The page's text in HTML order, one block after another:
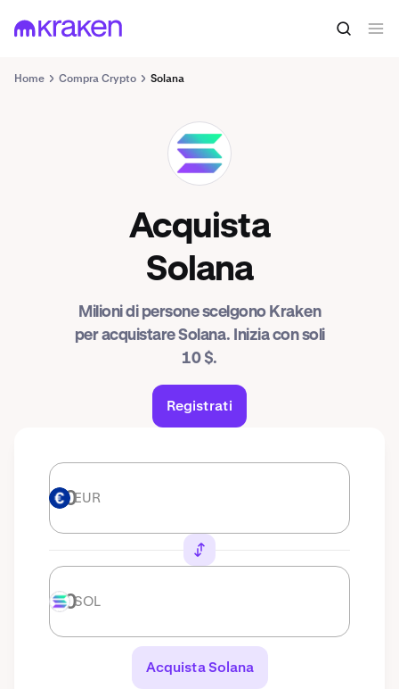
Home Compra Crypto Solana
Acquista
Solana
Milioni di persone scelgono Kraken
per acquistare Solana. Inizia con soli
10 $.
Registrati
EUR EUR
SOL SOL
Acquista Solana